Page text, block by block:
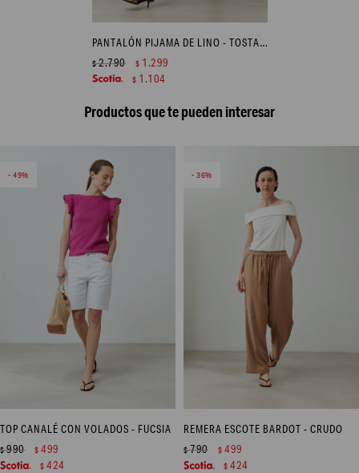
PANTALÓN PIJAMA DE LINO - TOSTADO
$2.790 $ 1.299
$ 1.104
Productos que te pueden interesar
49
TOP CANALÉ CON VOLADOS - FUCSIA
$990 $ 499
$ 424
36
REMERA ESCOTE BARDOT - CRUDO
$790 $ 499
$ 424